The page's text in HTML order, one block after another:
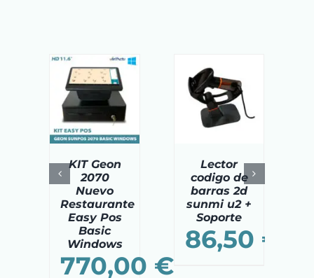
KIT Geon
2070
Nuevo
Restaurante
Easy Pos
Basic
Windows
770,00 €
AÑADIR AL
CARRITO
DETAILS
Lector
codigo de
barras 2d
sunmi u2 +
Soporte
86,50 €
AÑADIR AL
CARRITO
DETAILS